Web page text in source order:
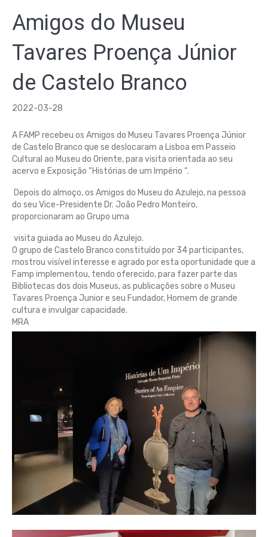
Amigos do Museu
Tavares Proença Júnior
de Castelo Branco
2022-03-28
A FAMP recebeu os Amigos do Museu Tavares Proença Júnior
de Castelo Branco que se deslocaram a Lisboa em Passeio
Cultural ao Museu do Oriente, para visita orientada ao seu
acervo e Exposição “Histórias de um Império “.
Depois do almoço, os Amigos do Museu do Azulejo, na pessoa
do seu Vice-Presidente Dr. João Pedro Monteiro,
proporcionaram ao Grupo uma
visita guiada ao Museu do Azulejo.
O grupo de Castelo Branco constituído por 34 participantes,
mostrou visível interesse e agrado por esta oportunidade que a
Famp implementou, tendo oferecido, para fazer parte das
Bibliotecas dos dois Museus, as publicações sobre o Museu
Tavares Proença Junior e seu Fundador, Homem de grande
cultura e invulgar capacidade.
MRA